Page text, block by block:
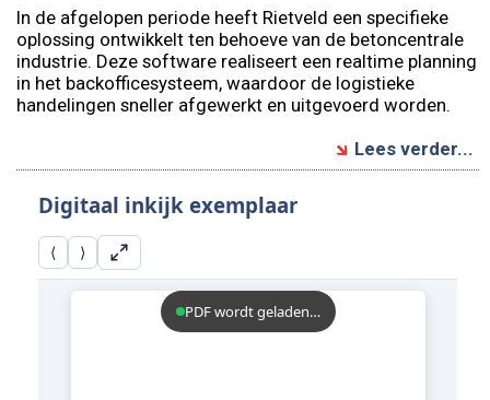
In de afgelopen periode heeft Rietveld een specifieke
oplossing ontwikkelt ten behoeve van de betoncentrale
industrie. Deze software realiseert een realtime planning
in het backofficesysteem, waardoor de logistieke
handelingen sneller afgewerkt en uitgevoerd worden.
Lees verder...